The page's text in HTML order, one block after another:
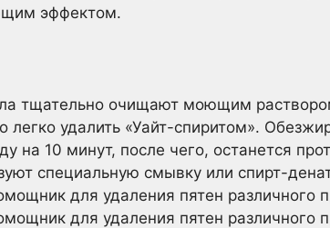
эффектом.
тщательно очищают моющим
легко удалить «Уайт-спиритом».
на 10 минут, после чего, останется
специальную смывку или спирт-
для удаления пятен различного
для удаления пятен различного